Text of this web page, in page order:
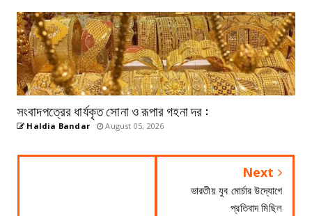
সংবাদপত্রের ধার্যকৃত সোনা ও রূপার গহনা দর :
Haldia Bandar August 05, 2026
Next
ভারতীয় যুব মোর্চার উদ্যোগে
প্রতিবাদ মিছিল